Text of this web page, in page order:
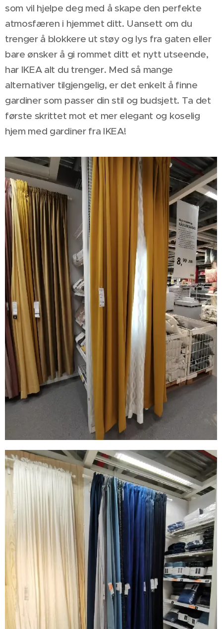
som vil hjelpe deg med å skape den perfekte
atmosfæren i hjemmet ditt. Uansett om du
trenger å blokkere ut støy og lys fra gaten eller
bare ønsker å gi rommet ditt et nytt utseende,
har IKEA alt du trenger. Med så mange
alternativer tilgjengelig, er det enkelt å finne
gardiner som passer din stil og budsjett. Ta det
første skrittet mot et mer elegant og koselig
hjem med gardiner fra IKEA!